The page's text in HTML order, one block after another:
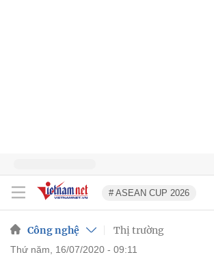
# ASEAN CUP 2026
Công nghệ Thị trường
thứ năm, 16/07/2020 - 09:11